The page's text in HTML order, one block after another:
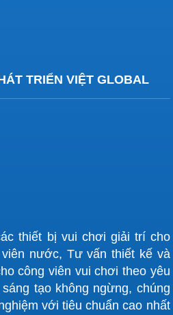
TRIỂN VIỆT GLOBAL
thiết bị vui chơi giải trí cho
nước, Tư vấn thiết kế và
công viên vui chơi theo yêu
tạo không ngừng, chúng
với tiêu chuẩn cao nhất